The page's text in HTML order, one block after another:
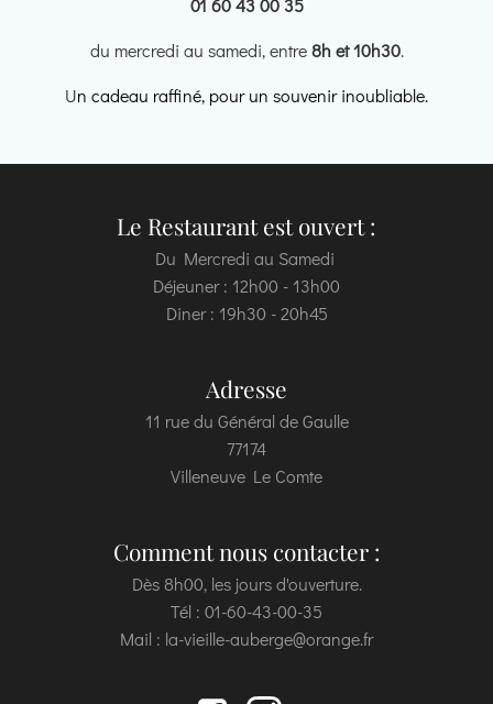
01 60 43 00 35
du mercredi au samedi, entre8h et 10h30.
Un cadeau raffiné, pour un souvenir inoubliable.
Le Restaurant est ouvert :
Du Mercredi au Samedi
Déjeuner : 12h00 - 13h00
Diner : 19h30 - 20h45
Adresse
11 rue du Général de Gaulle
77174
Villeneuve Le Comte
Comment nous contacter :
Dès 8h00, les jours d'ouverture.
Tél : 01-60-43-00-35
Mail : la-vieille-auberge@orange.fr